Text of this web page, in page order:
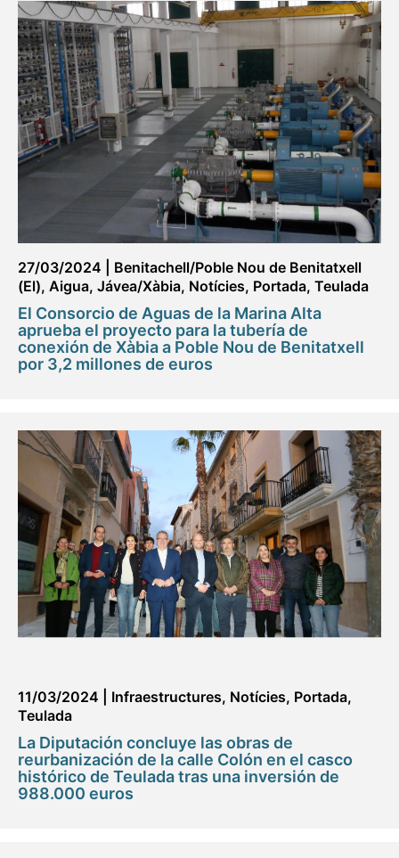
27/03/2024
Benitachell/Poble Nou de Benitatxell
(El), Aigua, Jávea/Xàbia, Notícies, Portada, Teulada
El Consorcio de Aguas de la Marina Alta
aprueba el proyecto para la tubería de
conexión de Xàbia a Poble Nou de Benitatxell
por 3,2 millones de euros
11/03/2024 Infraestructures, Notícies, Portada,
Teulada
La Diputación concluye las obras de
reurbanización de la calle Colón en el casco
histórico de Teulada tras una inversión de
988.000 euros